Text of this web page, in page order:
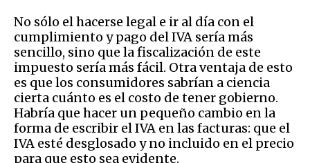
No sólo el hacerse legal e ir al día con el
cumplimiento y pago del IVA sería más
sencillo, sino que la fiscalización de este
impuesto sería más fácil. Otra ventaja de esto
es que los consumidores sabrían a ciencia
cierta cuánto es el costo de tener gobierno.
Habría que hacer un pequeño cambio en la
forma de escribir el IVA en las facturas: que el
IVA esté desglosado y no incluido en el precio
para que esto sea evidente.